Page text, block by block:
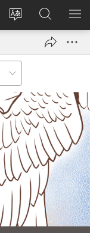
サ
ト
の
言
語
を
変
え
る
ロ
グ
ン
し
い
タ
ブ
で
開
く）
JW.ORG
の
検
メ
を